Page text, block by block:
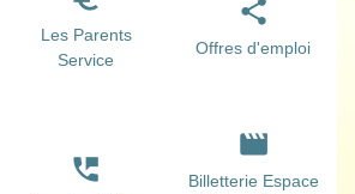
Les Parents
Service
share
Offres d'emploi
perm_phone_msg
movie
Billetterie Espace